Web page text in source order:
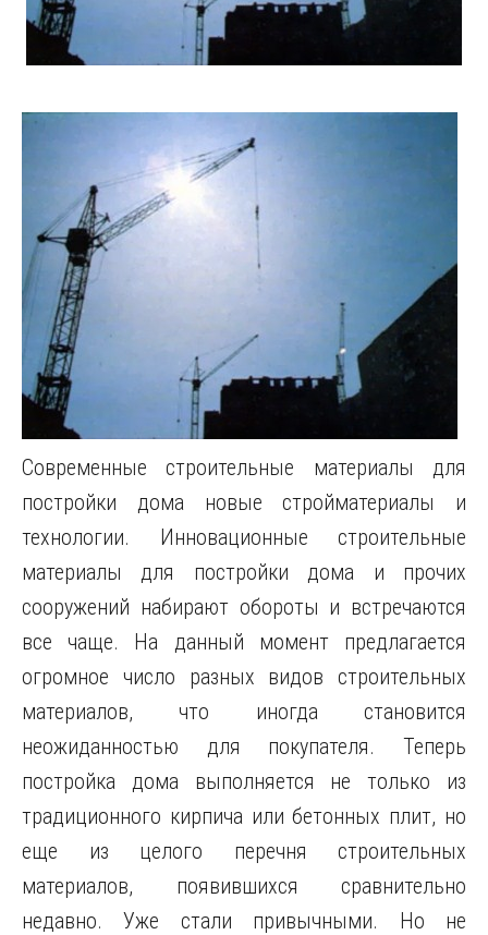
Современные строительные материалы для
постройки дома новые стройматериалы и
технологии. Инновационные строительные
материалы для постройки дома и прочих
сооружений набирают обороты и встречаются
все чаще. На данный момент предлагается
огромное число разных видов строительных
материалов, что иногда становится
неожиданностью для покупателя. Теперь
постройка домавыполняется не только из
традиционного кирпича или бетонных плит, но
еще из целого перечня строительных
материалов, появившихся сравнительно
недавно. Уже стали привычными. Но не